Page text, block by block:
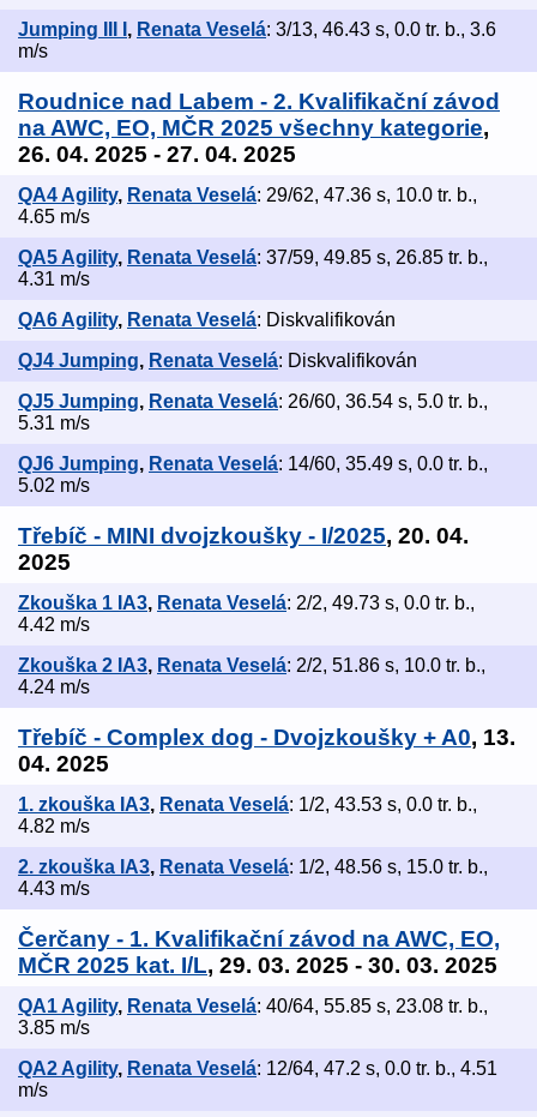
Jumping III I , Renata Veselá: 3/13, 46.43 s, 0.0 tr. b., 3.6
m/s
Roudnice nad Labem - 2. Kvalifikační závod
na AWC, EO, MČR 2025 všechny kategorie,
26. 04. 2025 - 27. 04. 2025
QA4 Agility, Renata Veselá: 29/62, 47.36 s, 10.0 tr. b.,
4.65 m/s
QA5 Agility, Renata Veselá: 37/59, 49.85 s, 26.85 tr. b.,
4.31 m/s
QA6 Agility, Renata Veselá: Diskvalifikován
QJ4 Jumping, Renata Veselá: Diskvalifikován
QJ5 Jumping, Renata Veselá: 26/60, 36.54 s, 5.0 tr. b.,
5.31 m/s
QJ6 Jumping, Renata Veselá: 14/60, 35.49 s, 0.0 tr. b.,
5.02 m/s
Třebíč - MINI dvojzkoušky - I/2025, 20. 04.
2025
Zkouška 1 IA3, Renata Veselá: 2/2, 49.73 s, 0.0 tr. b.,
4.42 m/s
Zkouška 2 IA3, Renata Veselá: 2/2, 51.86 s, 10.0 tr. b.,
4.24 m/s
Třebíč - Complex dog - Dvojzkoušky + A0, 13.
04. 2025
1. zkouška IA3, Renata Veselá: 1/2, 43.53 s, 0.0 tr. b.,
4.82 m/s
2. zkouška IA3, Renata Veselá: 1/2, 48.56 s, 15.0 tr. b.,
4.43 m/s
Čerčany - 1. Kvalifikační závod na AWC, EO,
MČR 2025 kat. I/L, 29. 03. 2025 - 30. 03. 2025
QA1 Agility, Renata Veselá: 40/64, 55.85 s, 23.08 tr. b.,
3.85 m/s
QA2 Agility, Renata Veselá: 12/64, 47.2 s, 0.0 tr. b., 4.51
m/s